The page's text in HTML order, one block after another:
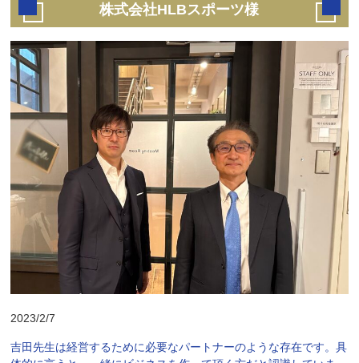
株式会社HLBスポーツ様
2023/2/7
吉田先生は経営するために必要なパートナーのような存在です。具